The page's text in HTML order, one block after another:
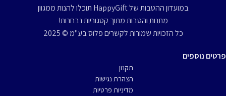
במועדון ההטבות של HappyGift תוכלו להנות ממגוון
מתנות והטבות מתוך קטגוריות נבחרות!
כל הזכויות שמורות לקשרים פלוס בע"מ © 2025
פרטים נוספים
תקנון
הצהרת נגישות
מדיניות פרטיות